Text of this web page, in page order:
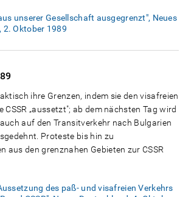
unserer Gesellschaft ausgegrenzt", Neues
2. Oktober 1989
ihre Grenzen, indem sie den visafreien
CSSR „aussetzt"; ab dem nächsten Tag wird
auf den Transitverkehr nach Bulgarien
Proteste bis hin zu
aus den grenznahen Gebieten zur CSSR
des paß- und visafreien Verkehrs